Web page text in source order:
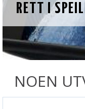
RETT I
NOEN